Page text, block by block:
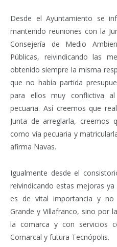
Desde el Ayuntamiento se
mantenido reuniones con la
Consejería de Medio
Públicas, reivindicando las
obtenido siempre la misma
que no había partida
para ellos muy conflictiva
pecuaria. Así creemos que
Junta de arreglarla, creemos
como vía pecuaria y
afirma Navas.
Igualmente desde el
reivindicando estas mejoras
es de vital importancia y
Grande y Villafranco, sino por
la comarca y con servicios
Comarcal y futura Tecnópolis.